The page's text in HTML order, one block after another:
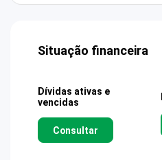
Situação financeira
Dívidas ativas e
vencidas
Consultar